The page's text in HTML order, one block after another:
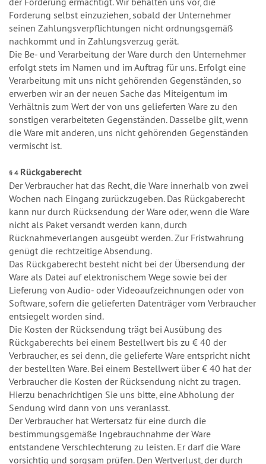
Forderung selbst einzuziehen, sobald der Unternehmer
seinen Zahlungsverpflichtungen nicht ordnungsgemäß
nachkommt und in Zahlungsverzug gerät.
Die Be- und Verarbeitung der Ware durch den Unternehmer
erfolgt stets im Namen und im Auftrag für uns. Erfolgt eine
Verarbeitung mit uns nicht gehörenden Gegenständen, so
erwerben wir an der neuen Sache das Miteigentum im
Verhältnis zum Wert der von uns gelieferten Ware zu den
sonstigen verarbeiteten Gegenständen. Dasselbe gilt, wenn
die Ware mit anderen, uns nicht gehörenden Gegenständen
vermischt ist.
§ 4 Rückgaberecht
Der Verbraucher hat das Recht, die Ware innerhalb von zwei
Wochen nach Eingang zurückzugeben. Das Rückgaberecht
kann nur durch Rücksendung der Ware oder, wenn die Ware
nicht als Paket versandt werden kann, durch
Rücknahmeverlangen ausgeübt werden. Zur Fristwahrung
genügt die rechtzeitige Absendung.
Das Rückgaberecht besteht nicht bei der Übersendung der
Ware als Datei auf elektronischem Wege sowie bei der
Lieferung von Audio- oder Videoaufzeichnungen oder von
Software, sofern die gelieferten Datenträger vom Verbraucher
entsiegelt worden sind.
Die Kosten der Rücksendung trägt bei Ausübung des
Rückgaberechts bei einem Bestellwert bis zu € 40 der
Verbraucher, es sei denn, die gelieferte Ware entspricht nicht
der bestellten Ware. Bei einem Bestellwert über € 40 hat der
Verbraucher die Kosten der Rücksendung nicht zu tragen.
Hierzu benachrichtigen Sie uns bitte, eine Abholung der
Sendung wird dann von uns veranlasst.
Der Verbraucher hat Wertersatz für eine durch die
bestimmungsgemäße Ingebrauchnahme der Ware
entstandene Verschlechterung zu leisten. Er darf die Ware
vorsichtig und sorgsam prüfen. Den Wertverlust, der durch